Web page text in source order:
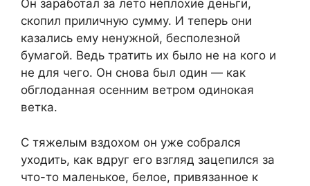
Он заработал за лето неплохие деньги,
скопил приличную сумму. И теперь они
казались ему ненужной, бесполезной
бумагой. Ведь тратить их было не на кого и
не для чего. Он снова был один — как
обглоданная осенним ветром одинокая
ветка.
С тяжелым вздохом он уже собрался
уходить, как вдруг его взгляд зацепился за
что-то маленькое, белое, привязанное к